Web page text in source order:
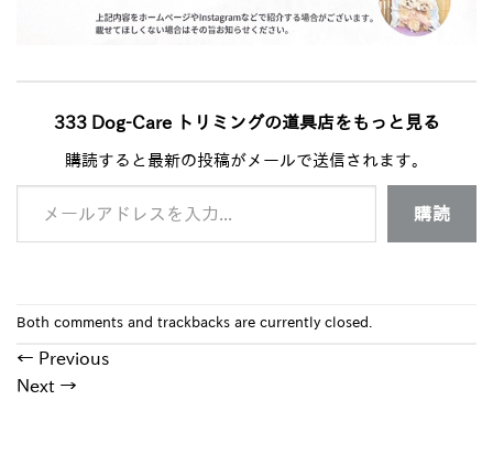
333 Dog-Care トリミングの道具店をもっと見る
購読すると最新の投稿がメールで送信されます。
メールアドレスを入力...
購読
Both comments and trackbacks are currently closed.
← Previous
Next →